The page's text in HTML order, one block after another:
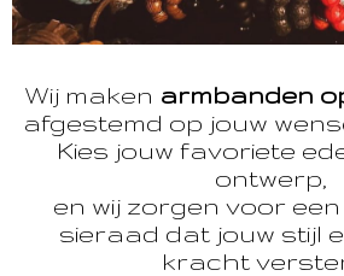
Wij maken armbanden
afgestemd op jouw
Kies jouw favoriete
ontwerp,
en wij zorgen voor
sieraad dat jouw stijl
kracht